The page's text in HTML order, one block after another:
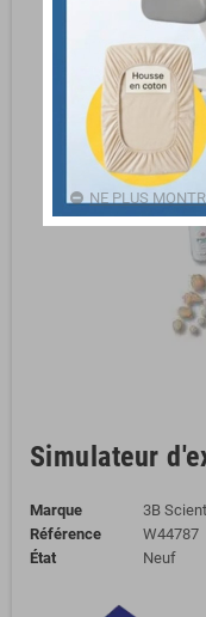
Simulateur
Marque
3B
Référence
W44787
État
Neuf
NE PLUS